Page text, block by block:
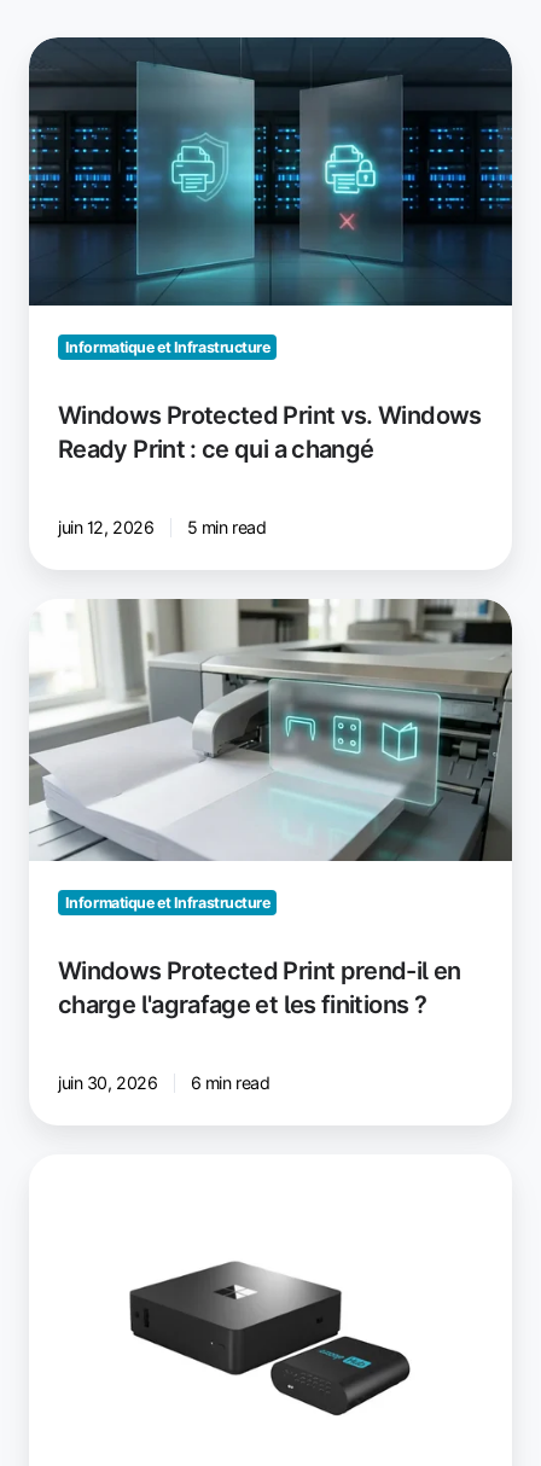
Windows
Protected
Print
vs.
Windows
Ready
Print
qui
Informatique et Infrastructure
Windows Protected Print vs. Windows
Ready Print : ce qui a changé
juin 12, 2026 5 min read
Windows
Print
prend-
il
en
charge
l'agrafage
et
finitions ?
Informatique et Infrastructure
Windows Protected Print prend-il en
charge l'agrafage et les finitions ?
juin 30, 2026 6 min read